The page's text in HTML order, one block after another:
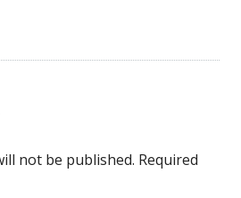
not be published. Required